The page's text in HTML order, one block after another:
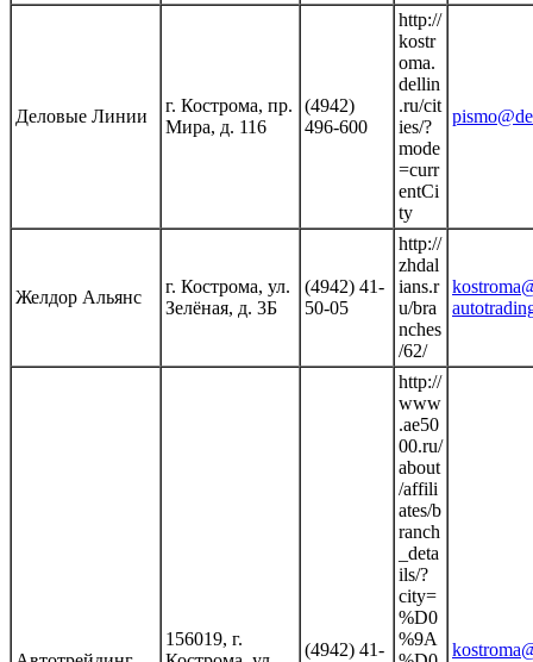
Деловые Линии
г. Кострома, пр.
Мира, д. 116
(4942)
496-600
http://
kostr
oma.
dellin
.ru/cit
ies/?
mode
=curr
entCi
ty
Желдор Альянс
г. Кострома, ул.
Зелёная, д. 3Б
(4942) 41-
50-05
http://
zhdal
ians.r
u/bra
nches
/62/
156019, г.
(4942) 41-
http://
www
.ae50
00.ru/
about
/affili
ates/b
ranch
_deta
ils/?
city=
%D0
%9A